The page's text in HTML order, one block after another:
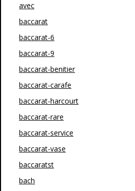
avec
baccarat
baccarat-6
baccarat-9
baccarat-benitier
baccarat-carafe
baccarat-harcourt
baccarat-rare
baccarat-service
baccarat-vase
baccaratst
bach